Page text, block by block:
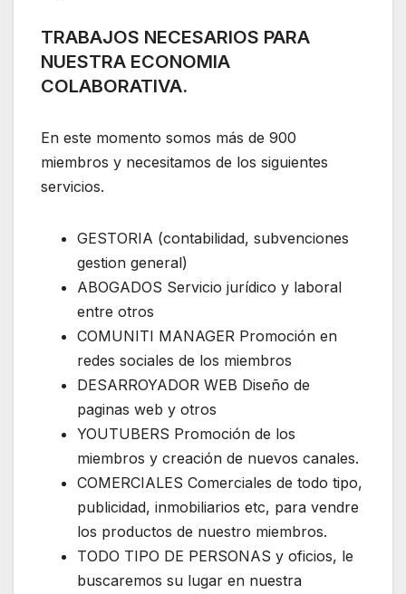
TRABAJOS NECESARIOS PARA
NUESTRA ECONOMIA
COLABORATIVA.
En este momento somos más de 900
miembros y necesitamos de los siguientes
servicios.
GESTORIA (contabilidad, subvenciones
gestion general)
ABOGADOS Servicio jurídico y laboral
entre otros
COMUNITI MANAGER Promoción en
redes sociales de los miembros
DESARROYADOR WEB Diseño de
paginas web y otros
YOUTUBERS Promoción de los
miembros y creación de nuevos canales.
COMERCIALES Comerciales de todo tipo,
publicidad, inmobiliarios etc, para vendre
los productos de nuestro miembros.
TODO TIPO DE PERSONAS y oficios, le
buscaremos su lugar en nuestra